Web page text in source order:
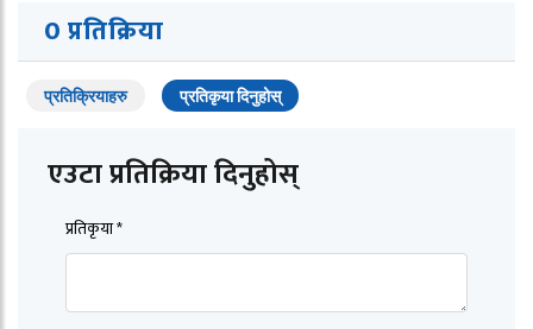
0 प्रतिक्रिया
प्रतिक्रियाहरु प्रतिकृया दिनुहोस्
एउटा प्रतिक्रिया दिनुहोस्
प्रतिकृया *